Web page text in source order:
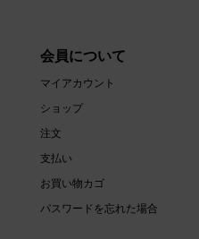
会員について
マイアカウント
ショップ
注文
支払い
お買い物カゴ
パスワードを忘れた場合